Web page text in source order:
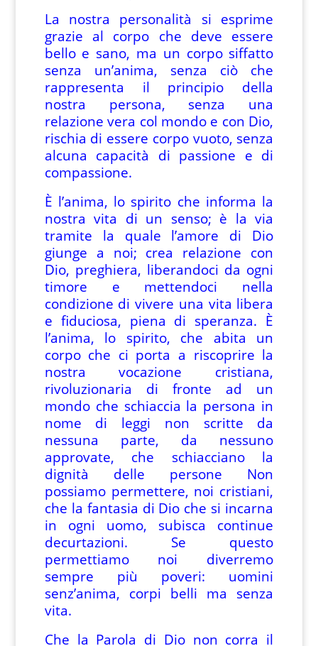
La nostra personalità si esprime
grazie al corpo che deve essere
bello e sano, ma un corpo siffatto
senza un’anima, senza ciò che
rappresenta il principio della
nostra persona, senza una
relazione vera col mondo e con Dio,
rischia di essere corpo vuoto, senza
alcuna capacità di passione e di
compassione.
È l’anima, lo spirito che informa la
nostra vita di un senso; è la via
tramite la quale l’amore di Dio
giunge a noi; crea relazione con
Dio, preghiera, liberandoci da ogni
timore e mettendoci nella
condizione di vivere una vita libera
e fiduciosa, piena di speranza. È
l’anima, lo spirito, che abita un
corpo che ci porta a riscoprire la
nostra vocazione cristiana,
rivoluzionaria di fronte ad un
mondo che schiaccia la persona in
nome di leggi non scritte da
nessuna parte, da nessuno
approvate, che schiacciano la
dignità delle persone Non
possiamo permettere, noi cristiani,
che la fantasia di Dio che si incarna
in ogni uomo, subisca continue
decurtazioni. Se questo
permettiamo noi diverremo
sempre più poveri: uomini
senz’anima, corpi belli ma senza
vita.
Che la Parola di Dio non corra il